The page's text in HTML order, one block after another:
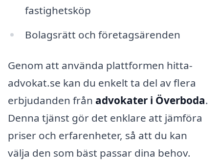
fastighetsköp
Bolagsrätt och företagsärenden
Genom att använda plattformen hitta-
advokat.se kan du enkelt ta del av flera
erbjudanden från advokater i Överboda.
Denna tjänst gör det enklare att jämföra
priser och erfarenheter, så att du kan
välja den som bäst passar dina behov.